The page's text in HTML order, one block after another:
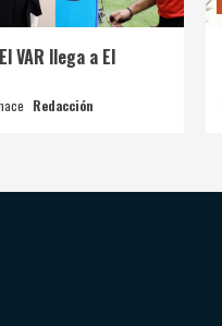
VAR llega a El
Redacción